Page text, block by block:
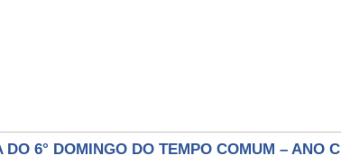
DO TEMPO COMUM – ANO C